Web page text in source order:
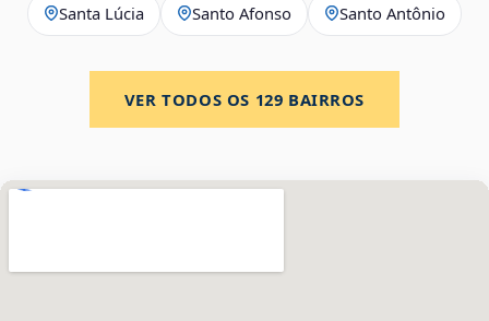
Santa Lúcia Santo Afonso Santo Antônio
VER TODOS OS 129 BAIRROS